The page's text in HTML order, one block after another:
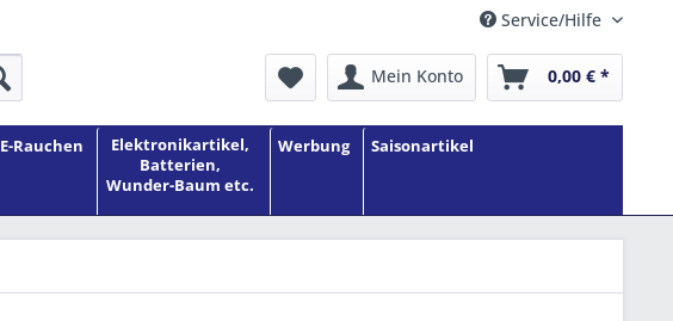
Service/Hilfe
Mein Konto 0,00 € *
E-Rauchen
Elektronikartikel,
Batterien,
Wunder-Baum etc.
Werbung Saisonartikel